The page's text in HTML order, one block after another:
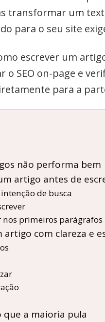
transformar um
para o seu site
escrever um
SEO on-page e
para a
não performa bem
artigo antes de
de busca
primeiros parágrafos
artigo com clareza e
que a maioria pula